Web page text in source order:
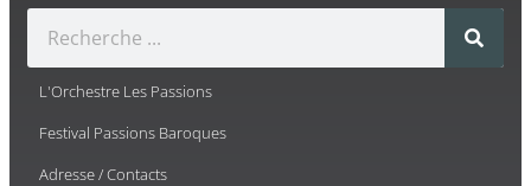
L'Orchestre Les Passions
Festival Passions Baroques
Adresse / Contacts